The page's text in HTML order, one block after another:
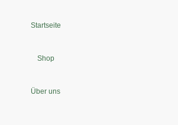
Startseite
Shop
Über uns